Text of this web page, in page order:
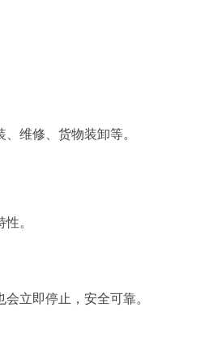
维修、货物装卸等。
。
立即停止，安全可靠。